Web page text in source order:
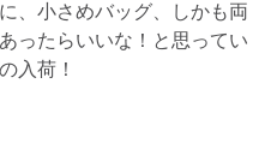
、小さめバッグ、しかも両
ったらいいな！と思ってい
入荷！